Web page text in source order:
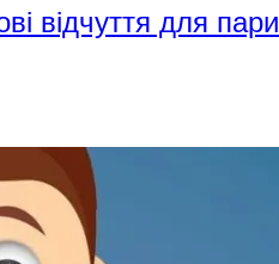
відчуття для пари